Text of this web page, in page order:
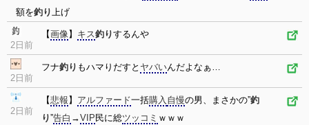
額を釣り上げ
2日前
【画像】 キス釣りするんや
2日前
フナ釣り もハマりだすと ヤバいんだよなぁ…
2日前
【悲報 】 アルファード一括購入 自慢の男、まさかの”釣
り”告白 →VIP 民に総ツッコミ ｗｗｗ